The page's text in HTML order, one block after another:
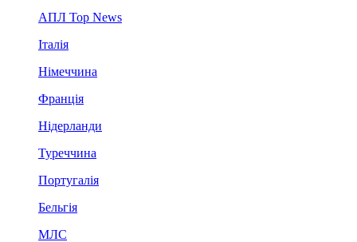
АПЛ Top News
Італія
Німеччина
Франція
Нідерланди
Туреччина
Португалія
Бельгія
МЛС